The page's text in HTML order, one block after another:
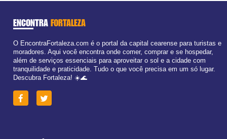
ENCONTRA FORTALEZA
O EncontraFortaleza.com é o portal da capital cearense para turistas e
moradores. Aqui você encontra onde comer, comprar e se hospedar,
além de serviços essenciais para aproveitar o sol e a cidade com
tranquilidade e praticidade. Tudo o que você precisa em um só lugar.
Descubra Fortaleza! ☀️🌊